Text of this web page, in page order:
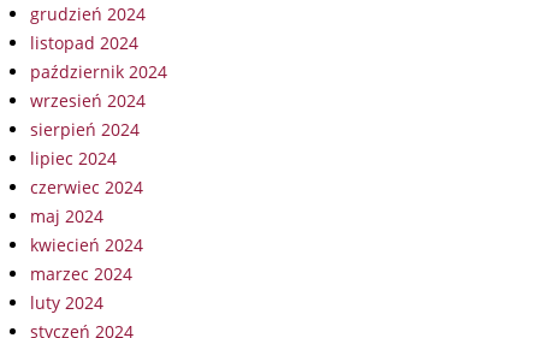
grudzień 2024
listopad 2024
październik 2024
wrzesień 2024
sierpień 2024
lipiec 2024
czerwiec 2024
maj 2024
kwiecień 2024
marzec 2024
luty 2024
styczeń 2024